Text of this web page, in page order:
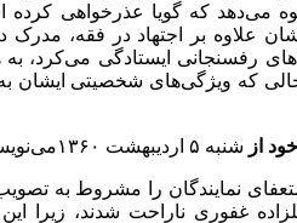
می‌دهد که گویا عذرخواهی
علاوه بر اجتهاد در فقه،
رفسنجانی ایستادگی می‌کرد،
که ویژگی‌های شخصیتی ایشان
از شنبه ۵ اردیبهشت ۱۳۶۰می‌نویسد:
نمایندگان را مشروط به
غفوری ناراحت شدند، زیرا